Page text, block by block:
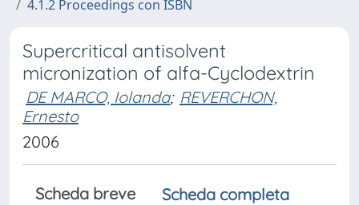
4.1.2 Proceedings con ISBN
Supercritical antisolvent
micronization of alfa-Cyclodextrin
DE MARCO, Iolanda; REVERCHON,
Ernesto
2006
Scheda breve
Scheda completa